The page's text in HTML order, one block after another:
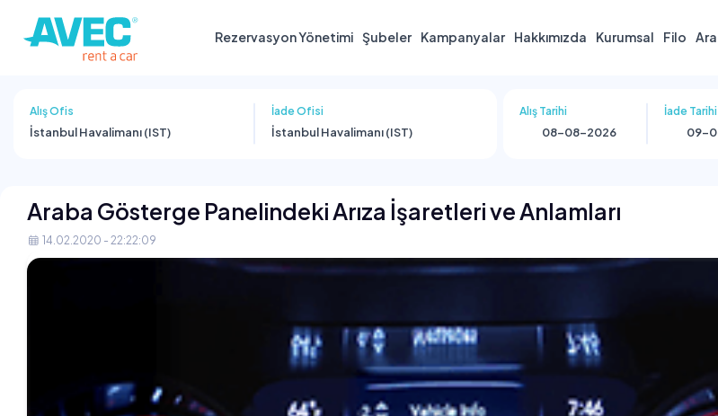
Rezervasyon Yönetimi Şubeler Kampanyalar Hakkımızda Kurumsal Filo
Alış Ofis
İstanbul Havalimanı (IST)
İade Ofisi
İstanbul Havalimanı (IST)
Alış Tarihi İade Tarihi
Araba Gösterge Panelindeki Arıza İşaretleri ve Anlamları
14.02.2020 - 22:22:09